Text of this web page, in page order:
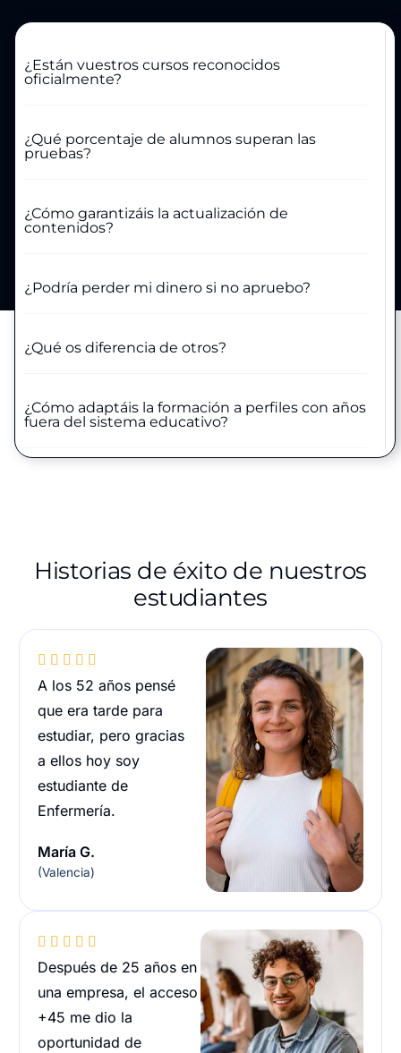
¿Están vuestros cursos reconocidos
oficialmente?
¿Qué porcentaje de alumnos superan las
pruebas?
¿Cómo garantizáis la actualización de
contenidos?
¿Podría perder mi dinero si no apruebo?
¿Qué os diferencia de otros?
¿Cómo adaptáis la formación a perfiles con años
fuera del sistema educativo?
Historias de éxito de nuestros
estudiantes
    
A los 52 años pensé
que era tarde para
estudiar, pero gracias
a ellos hoy soy
estudiante de
Enfermería.
María G.
(Valencia)
    
Después de 25 años en
una empresa, el acceso
+45 me dio la
oportunidad de